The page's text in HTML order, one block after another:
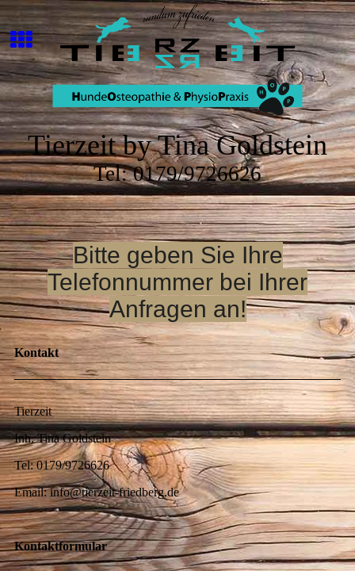
Tierzeit by Tina Goldstein
Tel: 0179/9726626
Bitte geben Sie Ihre
Telefonnummer bei Ihrer
Anfragen an!
Kontakt
Tierzeit
Inh. Tina Goldstein
Tel: 0179/9726626
Email: info@tierzeit-friedberg.de
Kontaktformular